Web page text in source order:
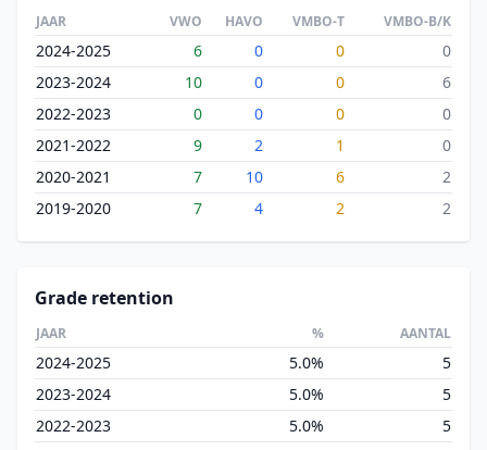
JAAR VWO HAVO VMBO-T VMBO-B/K
2024-2025 6 0 0
0
2023-2024
10 0 0
6
2022-2023
0 0 0
0
2021-2022
9 2 1
0
2020-2021
7 10 6
2
2019-2020
7 4 2 2
Grade retention
JAAR % AANTAL
2024-2025 5.0%
5
2023-2024
5.0%
5
2022-2023
5.0%
5